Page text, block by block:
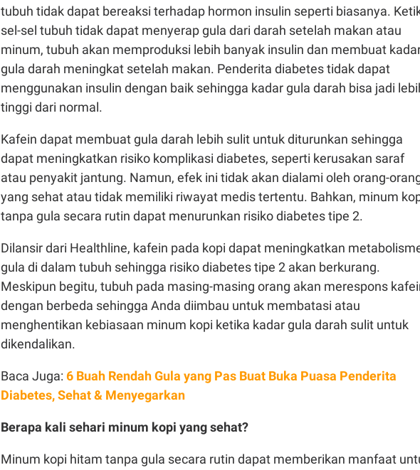
tubuh tidak dapat bereaksi terhadap hormon insulin seperti biasanya.
sel-sel tubuh tidak dapat menyerap gula dari darah setelah makan atau
minum, tubuh akan memproduksi lebih banyak insulin dan membuat
gula darah meningkat setelah makan. Penderita diabetes tidak dapat
menggunakan insulin dengan baik sehingga kadar gula darah bisa jadi
tinggi dari normal.
Kafein dapat membuat gula darah lebih sulit untuk diturunkan sehingga
dapat meningkatkan risiko komplikasi diabetes, seperti kerusakan saraf
atau penyakit jantung. Namun, efek ini tidak akan dialami oleh orang-
yang sehat atau tidak memiliki riwayat medis tertentu. Bahkan, minum
tanpa gula secara rutin dapat menurunkan risiko diabetes tipe 2.
Dilansir dari Healthline, kafein pada kopi dapat meningkatkan
gula di dalam tubuh sehingga risiko diabetes tipe 2 akan berkurang.
Meskipun begitu, tubuh pada masing-masing orang akan merespons
dengan berbeda sehingga Anda diimbau untuk membatasi atau
menghentikan kebiasaan minum kopi ketika kadar gula darah sulit untuk
dikendalikan.
Baca Juga: 6 Buah Rendah Gula yang Pas Buat Buka Puasa Penderita
Diabetes, Sehat & Menyegarkan
Berapa kali sehari minum kopi yang sehat?
Minum kopi hitam tanpa gula secara rutin dapat memberikan manfaat